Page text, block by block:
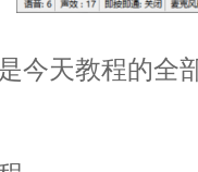
今天教程的全